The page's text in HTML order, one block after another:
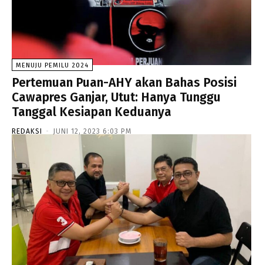
MENUJU PEMILU 2024
Pertemuan Puan-AHY akan Bahas Posisi
Cawapres Ganjar, Utut: Hanya Tunggu
Tanggal Kesiapan Keduanya
REDAKSI - JUNI 12, 2023 6:03 PM